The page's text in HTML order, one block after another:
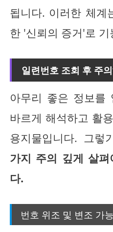
됩니다. 이러한 체계
한 '신뢰의 증거'로
일련번호 조회 후 주
아무리 좋은 정보를
바르게 해석하고 활
용지물입니다. 그렇
가지 주의 깊게 살
다.
번호 위조 및 변조 가